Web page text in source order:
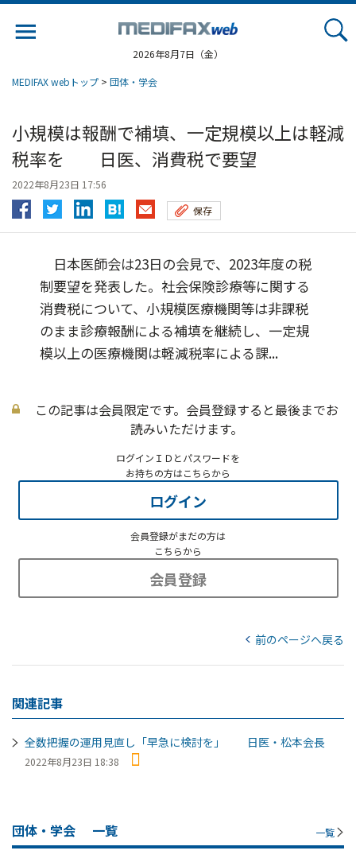
2026年8月7日（金）
MEDIFAX webトップ > 団体・学会
小規模は報酬で補填、一定規模以上は軽減
税率を 日医、消費税で要望
2022年8月23日 17:56
保存
日本医師会は23日の会見で、2023年度の税
制要望を発表した。社会保険診療等に関する
消費税について、小規模医療機関等は非課税
のまま診療報酬による補填を継続し、一定規
模以上の医療機関は軽減税率による課...
この記事は会員限定です。会員登録すると最後までお
読みいただけます。
ログインＩＤとパスワードを
お持ちの方はこちらから
ログイン
会員登録がまだの方は
こちらから
会員登録
前のページへ戻る
関連記事
全数把握の運用見直し「早急に検討を」 日医・松本会長
2022年8月23日 18:38
団体・学会 一覧 一覧